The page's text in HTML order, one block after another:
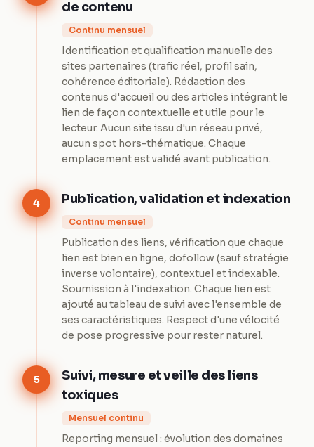
de contenu
Continu mensuel
Identification et qualification manuelle des
sites partenaires (trafic réel, profil sain,
cohérence éditoriale). Rédaction des
contenus d'accueil ou des articles intégrant le
lien de façon contextuelle et utile pour le
lecteur. Aucun site issu d'un réseau privé,
aucun spot hors-thématique. Chaque
emplacement est validé avant publication.
4 Publication, validation et indexation
Continu mensuel
Publication des liens, vérification que chaque
lien est bien en ligne, dofollow (sauf stratégie
inverse volontaire), contextuel et indexable.
Soumission à l'indexation. Chaque lien est
ajouté au tableau de suivi avec l'ensemble de
ses caractéristiques. Respect d'une vélocité
de pose progressive pour rester naturel.
5
Suivi, mesure et veille des liens
toxiques
Mensuel continu
Reporting mensuel : évolution des domaines